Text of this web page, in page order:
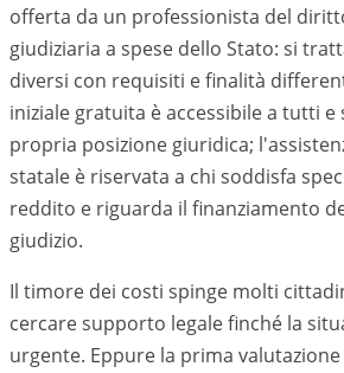
offerta da un professionista del
giudiziaria a spese dello Stato: si
diversi con requisiti e finalità
iniziale gratuita è accessibile a tutti e
propria posizione giuridica;
statale è riservata a chi soddisfa
reddito e riguarda il finanziamento
giudizio.
Il timore dei costi spinge molti
cercare supporto legale finché la
urgente. Eppure la prima